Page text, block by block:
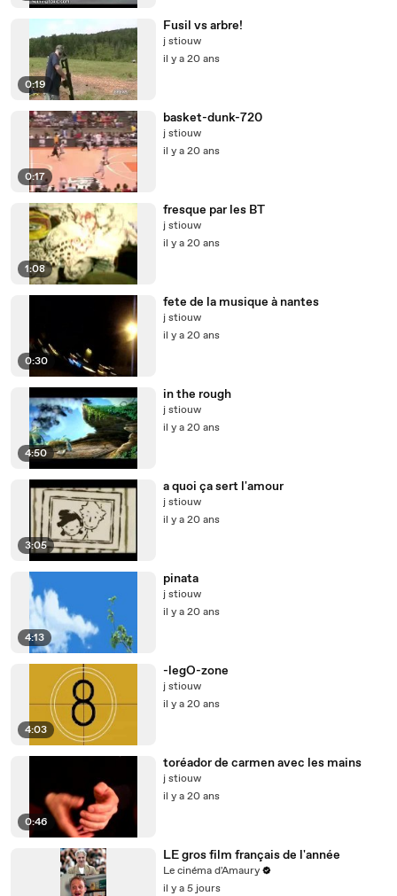
0:19
Fusil vs arbre!
j stiouw
il y a 20 ans
0:17
basket-dunk-720
j stiouw
il y a 20 ans
1:08
fresque par les BT
j stiouw
il y a 20 ans
0:30
fete de la musique à nantes
j stiouw
il y a 20 ans
4:50
in the rough
j stiouw
il y a 20 ans
3:05
a quoi ça sert l'amour
j stiouw
il y a 20 ans
4:13
pinata
j stiouw
il y a 20 ans
4:03
-legO-zone
j stiouw
il y a 20 ans
0:46
toréador de carmen avec les mains
j stiouw
il y a 20 ans
LE gros film français de l'année
Le cinéma d'Amaury
il y a 5 jours